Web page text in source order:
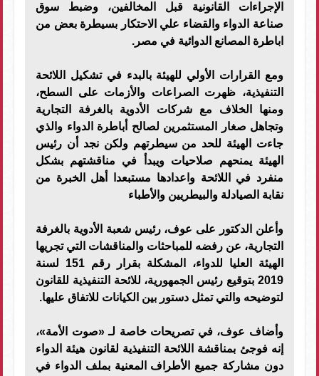
الإجراءات القانونية قبل المخالفين، وضبط سوق
صناعة الدواء والقضاء علي الاحتكار بسيطرة بعض من
اباطرة المصانع الدوائية في مصر.
ومع القرارات الأولي للهيئة بالبدء في تشكيل اللائحة
التنفيذية، ظهرت الصراعات والأزمات على السطح،
ومنها الخلاف مع شركات الأدوية بالغرفة التجارية
وتجاهل صغار المستثمرين لصالح أباطرة الدواء والذي
جاءت الهيئة للحد من سيطرتهم ولكن نجد أن رئيس
الهيئة يمنحهم صلاحيات ويبدأ في مناقشتهم بشكل
منفرد في اللائحة واعدادها مستبعدا أهل الخبرة من
نقابة الصيادلة والبيطريين والأطباء
وأعلن الدكتور على عوف، رئيس شعبة الأدوية بالغرفة
التجارية، عن رفضه للمباحثات والمناقشات التي تجريها
الهيئة العليا للدواء، المشكلة بقرار رقم 151 لسنة
2019 بتوقيع رئيس الجمهورية، للائحة التنفيذية للقانون
لتوضيحه والتي تمثل دستور بين الكيانات للاتفاق عليها.
وأضاف عوف، في تصريحات خاصة لـ «صوت الأمة»،
إنه فوجئ بمناقشة اللائحة التنفيذية لقانون هيئة الدواء
دون مشاركة جميع الأطراف المعنية بملف الدواء في